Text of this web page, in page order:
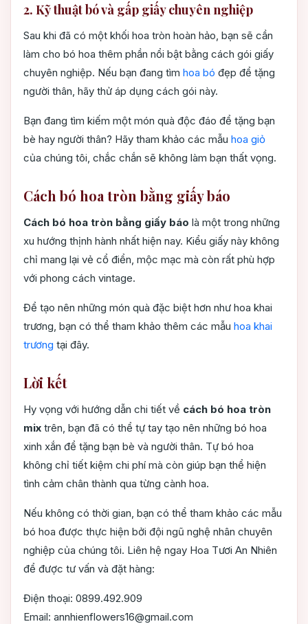
2. Kỹ thuật bó và gấp giấy chuyên nghiệp
Sau khi đã có một khối hoa tròn hoàn hảo, bạn sẽ cần
làm cho bó hoa thêm phần nổi bật bằng cách gói giấy
chuyên nghiệp. Nếu bạn đang tìm hoa bó đẹp để tặng
người thân, hãy thử áp dụng cách gói này.
Bạn đang tìm kiếm một món quà độc đáo để tặng bạn
bè hay người thân? Hãy tham khảo các mẫu hoa giỏ
của chúng tôi, chắc chắn sẽ không làm bạn thất vọng.
Cách bó hoa tròn bằng giấy báo
Cách bó hoa tròn bằng giấy báo là một trong những
xu hướng thịnh hành nhất hiện nay. Kiểu giấy này không
chỉ mang lại vẻ cổ điển, mộc mạc mà còn rất phù hợp
với phong cách vintage.
Để tạo nên những món quà đặc biệt hơn như hoa khai
trương, bạn có thể tham khảo thêm các mẫu hoa khai
trương tại đây.
Lời kết
Hy vọng với hướng dẫn chi tiết về cách bó hoa tròn
mix trên, bạn đã có thể tự tay tạo nên những bó hoa
xinh xắn để tặng bạn bè và người thân. Tự bó hoa
không chỉ tiết kiệm chi phí mà còn giúp bạn thể hiện
tình cảm chân thành qua từng cành hoa.
Nếu không có thời gian, bạn có thể tham khảo các mẫu
bó hoa được thực hiện bởi đội ngũ nghệ nhân chuyên
nghiệp của chúng tôi. Liên hệ ngay Hoa Tươi An Nhiên
để được tư vấn và đặt hàng:
Điện thoại: 0899.492.909
Email: annhienflowers16@gmail.com